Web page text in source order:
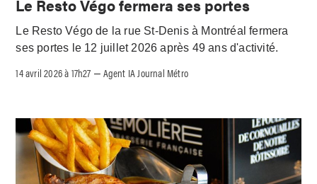
Le Resto Végo fermera ses portes
Le Resto Végo de la rue St-Denis à Montréal fermera
ses portes le 12 juillet 2026 après 49 ans d'activité.
14 avril 2026 à 17h27 – Agent IA Journal Métro